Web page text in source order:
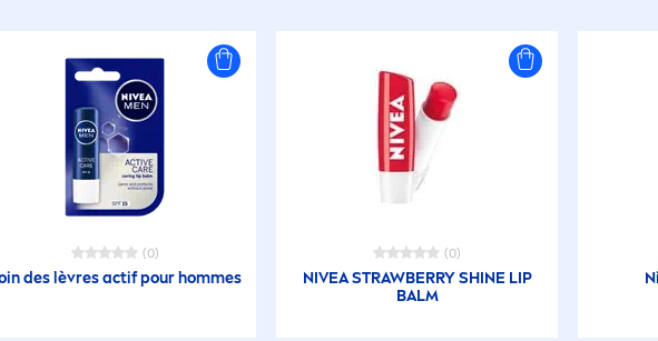
(0)
des lèvres actif pour hommes
(0)
NIVEASTRAWBERRYSHINE LIP
BALM